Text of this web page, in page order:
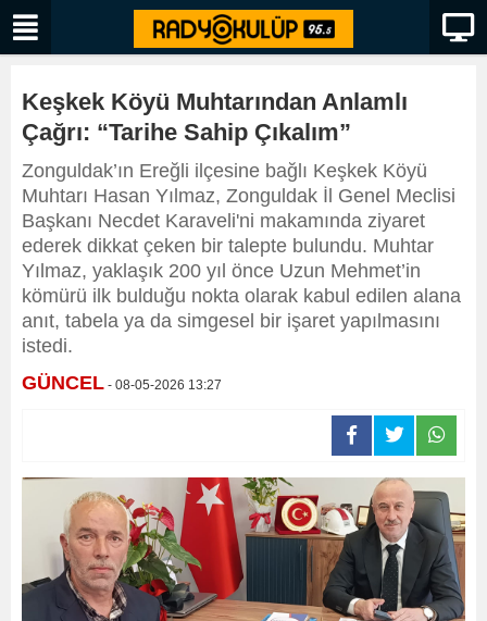
Keşkek Köyü Muhtarından Anlamlı
Çağrı: “Tarihe Sahip Çıkalım”
Zonguldak’ın Ereğli ilçesine bağlı Keşkek Köyü
Muhtarı Hasan Yılmaz, Zonguldak İl Genel Meclisi
Başkanı Necdet Karaveli'ni makamında ziyaret
ederek dikkat çeken bir talepte bulundu. Muhtar
Yılmaz, yaklaşık 200 yıl önce Uzun Mehmet’in
kömürü ilk bulduğu nokta olarak kabul edilen alana
anıt, tabela ya da simgesel bir işaret yapılmasını
istedi.
GÜNCEL - 08-05-2026 13:27